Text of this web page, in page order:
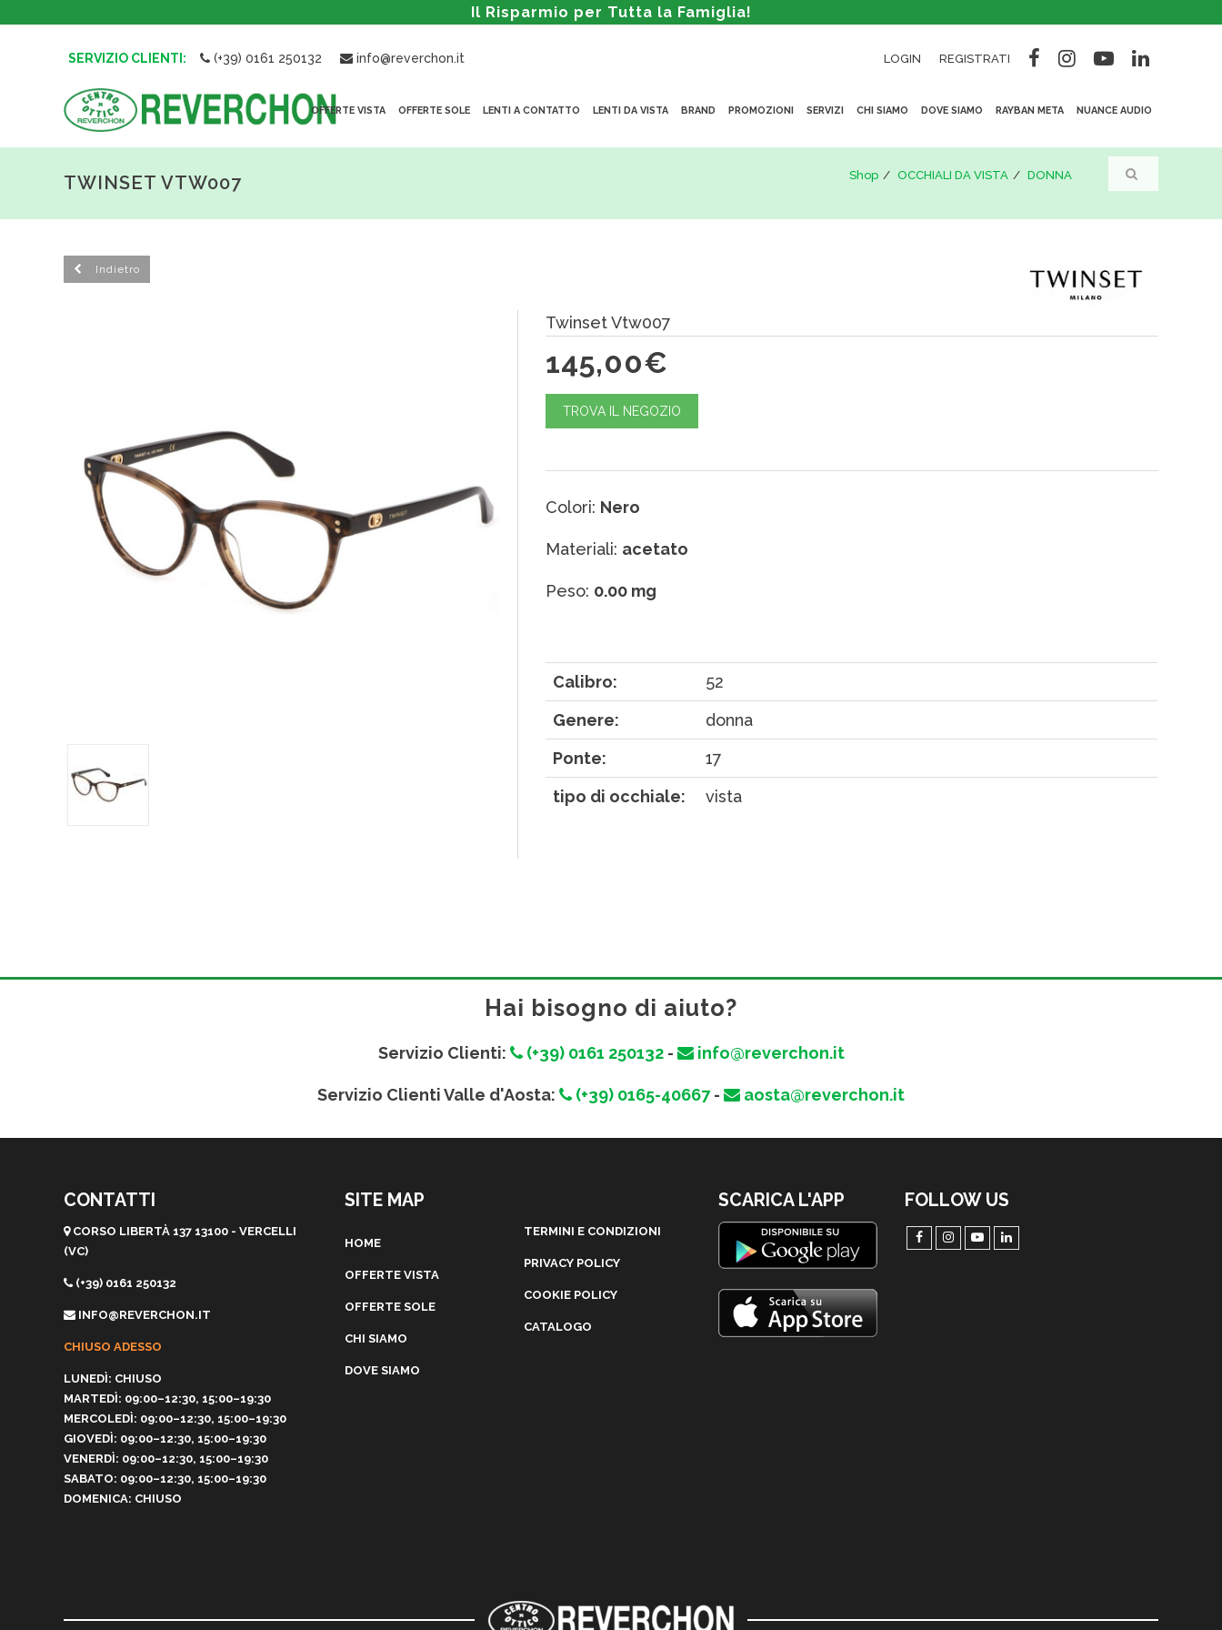
Il Risparmio per Tutta la Famiglia!
SERVIZIO CLIENTI: (+39) 0161 250132 info@reverchon.it LOGIN REGISTRATI
OFFERTE VISTA OFFERTE SOLE LENTI A CONTATTO LENTI DA VISTA BRAND PROMOZIONI SERVIZI CHI SIAMO DOVE SIAMO RAYBAN META NUANCE AUDIO
Shop OCCHIALI DA VISTA DONNA
TWINSET VTW007
Indietro
Twinset Vtw007
145,00€
TROVA IL NEGOZIO
Colori: Nero
Materiali: acetato
Peso: 0.00 mg
Calibro:
52
Genere:
donna
Ponte:
17
tipo di occhiale:
vista
Hai bisogno di aiuto?
Servizio Clienti: (+39) 0161 250132 - info@reverchon.it
Servizio Clienti Valle d'Aosta: (+39) 0165-40667 - aosta@reverchon.it
CONTATTI
CORSO LIBERTÀ 137 13100 - VERCELLI
(VC)
(+39) 0161 250132
INFO@REVERCHON.IT
CHIUSO ADESSO
LUNEDÌ: CHIUSO
MARTEDÌ: 09:00–12:30, 15:00–19:30
MERCOLEDÌ: 09:00–12:30, 15:00–19:30
GIOVEDÌ: 09:00–12:30, 15:00–19:30
VENERDÌ: 09:00–12:30, 15:00–19:30
SABATO: 09:00–12:30, 15:00–19:30
DOMENICA: CHIUSO
SITE MAP
HOME
OFFERTE VISTA
OFFERTE SOLE
CHI SIAMO
DOVE SIAMO
TERMINI E CONDIZIONI
PRIVACY POLICY
COOKIE POLICY
CATALOGO
SCARICA L'APP FOLLOW US